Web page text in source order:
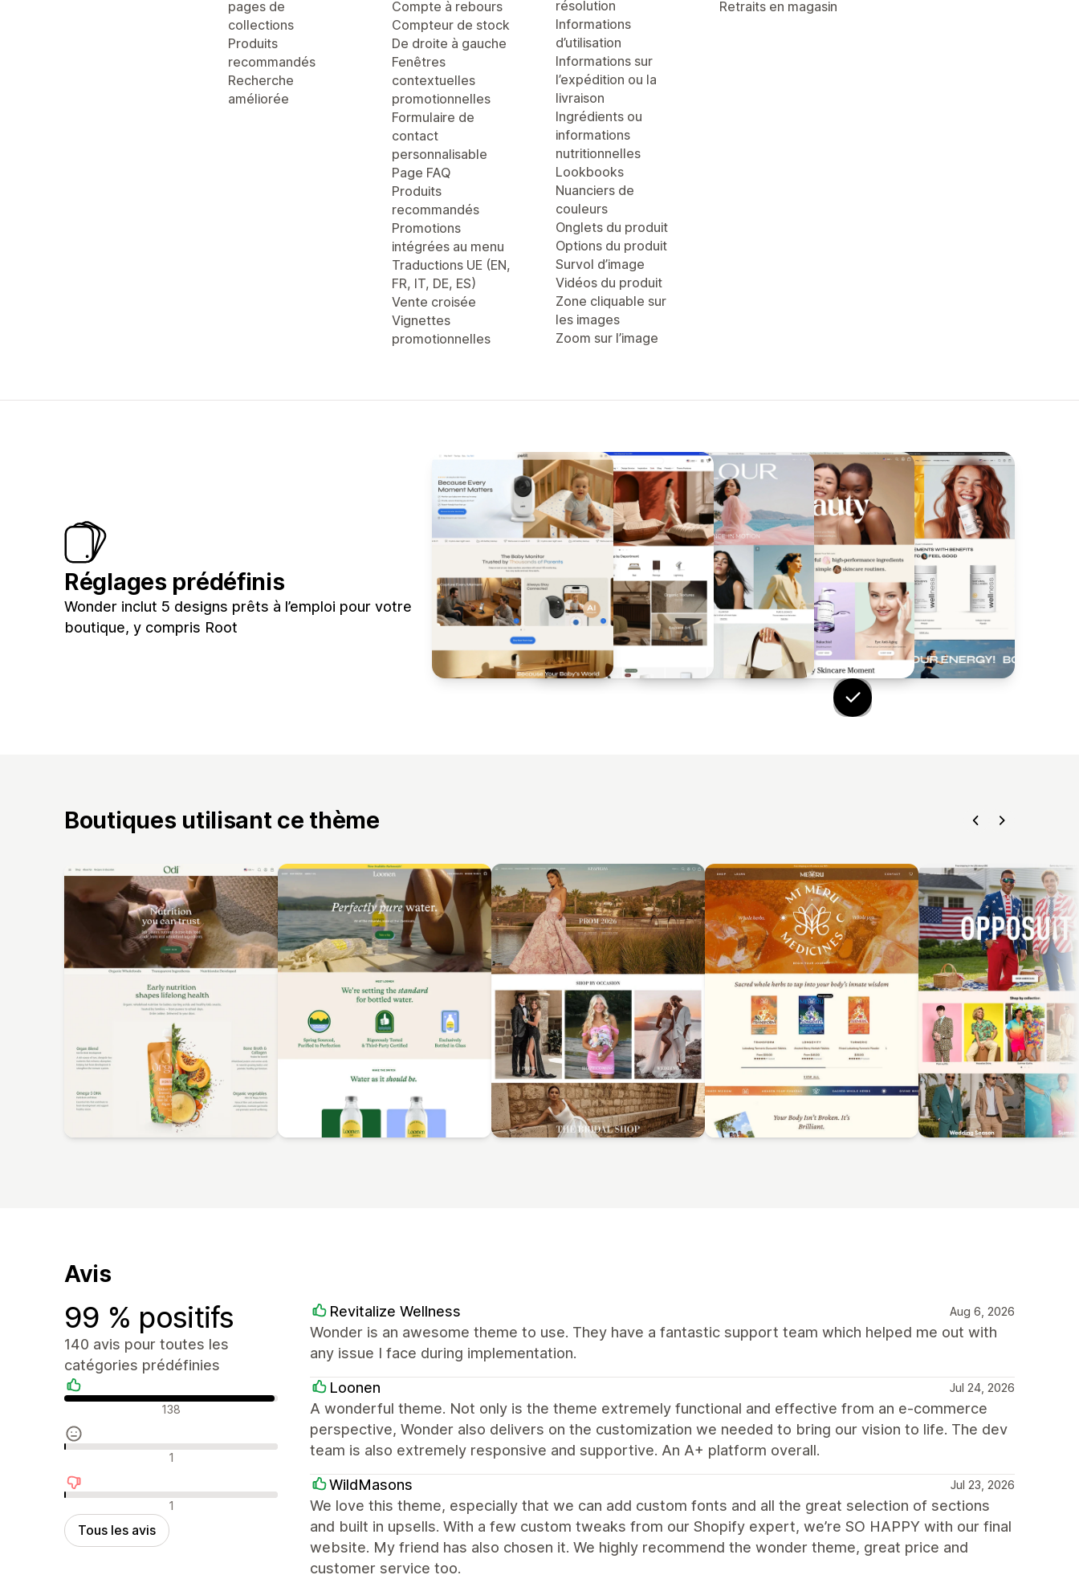
pages de
collections
Produits
recommandés
Recherche
améliorée
Compte à rebours
Compteur de stock
De droite à gauche
Fenêtres
contextuelles
promotionnelles
Formulaire de
contact
personnalisable
Page FAQ
Produits
recommandés
Promotions
intégrées au menu
Traductions UE (EN,
FR, IT, DE, ES)
Vente croisée
Vignettes
promotionnelles
résolution
Informations
d’utilisation
Informations sur
l’expédition ou la
livraison
Ingrédients ou
informations
nutritionnelles
Lookbooks
Nuanciers de
couleurs
Onglets du produit
Options du produit
Survol d’image
Vidéos du produit
Zone cliquable sur
les images
Zoom sur l’image
Retraits en magasin
Réglages prédéfinis
Wonder inclut 5 designs prêts à l’emploi pour votre
boutique, y compris Root
Boutiques utilisant ce thème
Avis
99 % positifs
140 avis pour toutes les
catégories prédéfinies
Avis positifs 138
Avis neutres 1
Avis négatifs 1
Tous les avis
Revitalize Wellness Aug 6, 2026
Wonder is an awesome theme to use. They have a fantastic support team which helped me out with
any issue I face during implementation.
Loonen Jul 24, 2026
A wonderful theme. Not only is the theme extremely functional and effective from an e-commerce
perspective, Wonder also delivers on the customization we needed to bring our vision to life. The dev
team is also extremely responsive and supportive. An A+ platform overall.
WildMasons Jul 23, 2026
We love this theme, especially that we can add custom fonts and all the great selection of sections
and built in upsells. With a few custom tweaks from our Shopify expert, we’re SO HAPPY with our final
website. My friend has also chosen it. We highly recommend the wonder theme, great price and
customer service too.